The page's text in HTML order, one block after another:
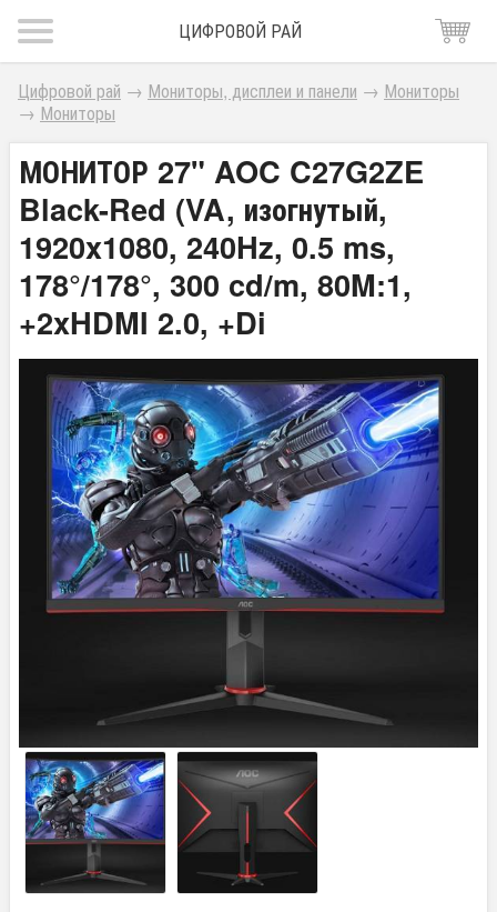
ЦИФРОВОЙ РАЙ
Цифровой рай → Мониторы, дисплеи и панели → Мониторы
→ Мониторы
МОНИТОР 27" AOC C27G2ZE
Black-Red (VA, изогнутый,
1920x1080, 240Hz, 0.5 ms,
178°/178°, 300 cd/m, 80M:1,
+2xHDMI 2.0, +Di